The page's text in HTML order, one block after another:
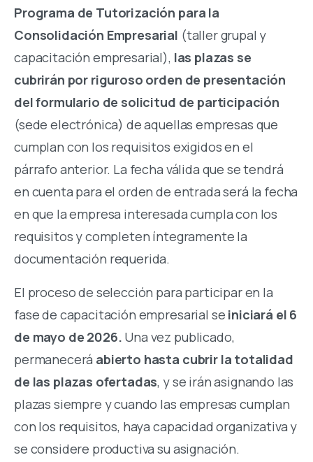
Programa de Tutorización para la
Consolidación Empresarial (taller grupal y
capacitación empresarial), las plazas se
cubrirán por riguroso orden de presentación
del formulario de solicitud de participación
(sede electrónica) de aquellas empresas que
cumplan con los requisitos exigidos en el
párrafo anterior. La fecha válida que se tendrá
en cuenta para el orden de entrada será la fecha
en que la empresa interesada cumpla con los
requisitos y completen íntegramente la
documentación requerida.
El proceso de selección para participar en la
fase de capacitación empresarial se iniciará el 6
de mayo de 2026. Una vez publicado,
permanecerá abierto hasta cubrir la totalidad
de las plazas ofertadas, y se irán asignando las
plazas siempre y cuando las empresas cumplan
con los requisitos, haya capacidad organizativa y
se considere productiva su asignación.